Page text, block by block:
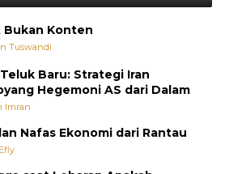
Bukan Konten
Tuswandi
Baru: Strategi Iran
Hegemoni AS dari Dalam
Imran
Nafas Ekonomi dari Rantau